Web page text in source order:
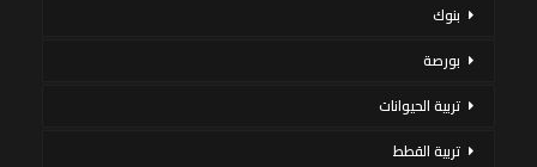
بنوك
بورصة
تربية الحيوانات
تربية القطط